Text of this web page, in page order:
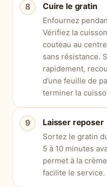
Cuire le gratin
Enfournez
Vérifiez la
couteau au
sans résistance.
rapidement,
d’une feuille de
terminer la
Laisser reposer
Sortez le gratin
5 à 10 minutes
permet à la
facilite le service.